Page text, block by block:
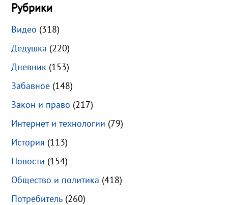
Рубрики
Видео (318)
Дедушка (220)
Дневник (153)
Забавное (148)
Закон и право (217)
Интернет и технологии (79)
История (113)
Новости (154)
Общество и политика (418)
Потребитель (260)